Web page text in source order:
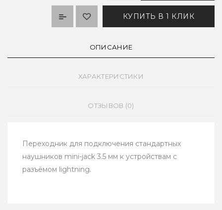
КУПИТЬ В 1 КЛИК
ОПИСАНИЕ
ХАРАКТЕРИСТИКИ
ОТЗЫВОВ (0)
Переходник для подключения стандартных
наушников mini-jack 3.5 мм к устройствам с
разъёмом lightning.